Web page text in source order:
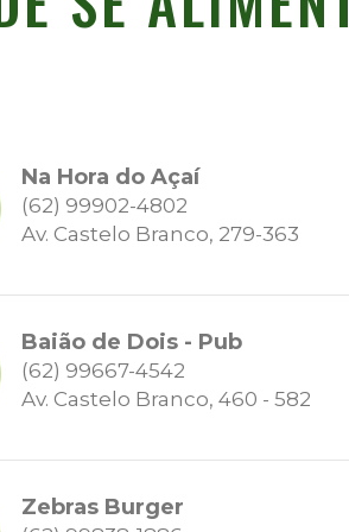
Na Hora do Açaí
(62) 99902-4802
Av. Castelo Branco, 279-363
Baião de Dois - Pub
(62) 99667-4542
Av. Castelo Branco, 460 - 582
Zebras Burger